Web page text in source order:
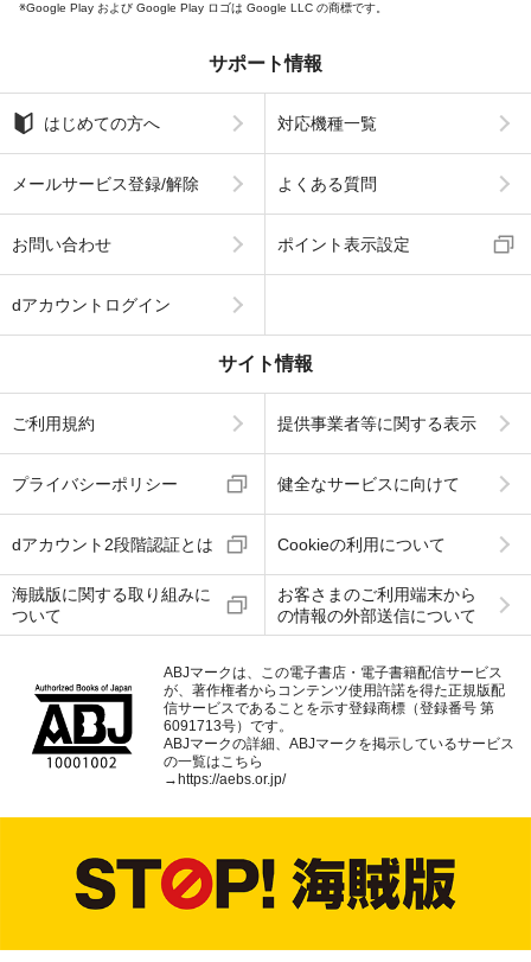
Google Play および Google Play ロゴは Google LLC の商標です。
サポート情報
はじめての方へ 対応機種一覧
メールサービス登録/解除 よくある質問
お問い合わせ ポイント表示設定
dアカウントログイン
サイト情報
ご利用規約 提供事業者等に関する表示
プライバシーポリシー 健全なサービスに向けて
dアカウント2段階認証とは Cookieの利用について
海賊版に関する取り組みに
ついて
お客さまのご利用端末から
の情報の外部送信について
ABJマークは、この電子書店・電子書籍配信サービス
が、著作権者からコンテンツ使用許諾を得た正規版配
信サービスであることを示す登録商標（登録番号 第
6091713号）です。
ABJマークの詳細、ABJマークを掲示しているサービス
の一覧はこちら
→ https://aebs.or.jp/